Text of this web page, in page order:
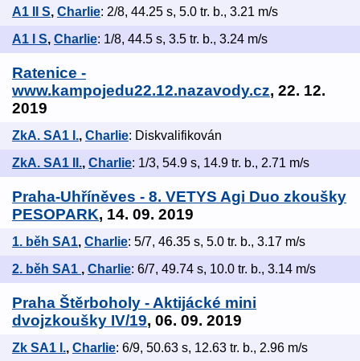
A1 II S, Charlie: 2/8, 44.25 s, 5.0 tr. b., 3.21 m/s
A1 I S, Charlie: 1/8, 44.5 s, 3.5 tr. b., 3.24 m/s
Ratenice -
www.kampojedu22.12.nazavody.cz, 22. 12.
2019
ZkA. SA1 I., Charlie: Diskvalifikován
ZkA. SA1 II., Charlie: 1/3, 54.9 s, 14.9 tr. b., 2.71 m/s
Praha-Uhříněves - 8. VETYS Agi Duo zkoušky
PESOPARK, 14. 09. 2019
1. běh SA1, Charlie: 5/7, 46.35 s, 5.0 tr. b., 3.17 m/s
2. běh SA1 , Charlie: 6/7, 49.74 s, 10.0 tr. b., 3.14 m/s
Praha Štěrboholy - Aktijácké mini
dvojzkoušky IV/19, 06. 09. 2019
Zk SA1 I., Charlie: 6/9, 50.63 s, 12.63 tr. b., 2.96 m/s